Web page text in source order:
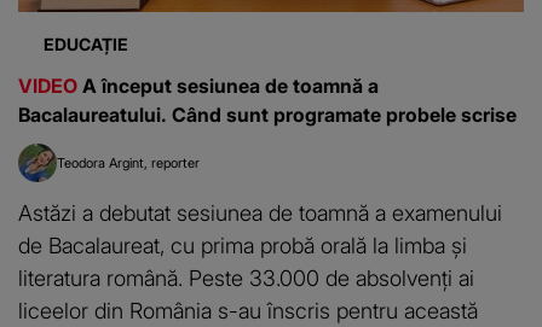
EDUCAȚIE
VIDEO A început sesiunea de toamnă a
Bacalaureatului. Când sunt programate probele scrise
Teodora Argint reporter
Astăzi a debutat sesiunea de toamnă a examenului
de Bacalaureat, cu prima probă orală la limba și
literatura română. Peste 33.000 de absolvenți ai
liceelor din România s-au înscris pentru această